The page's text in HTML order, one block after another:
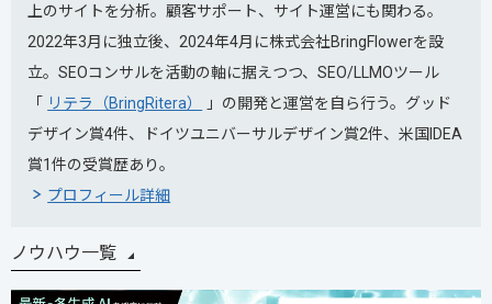
上のサイトを分析。顧客サポート、サイト運営にも関わる。
2022年3月に独立後、2024年4月に株式会社BringFlowerを設
立。SEOコンサルを活動の軸に据えつつ、SEO/LLMOツール
「
リテラ（BringRitera）
」の開発と運営を自ら行う。グッド
デザイン賞4件、ドイツユニバーサルデザイン賞2件、米国IDEA
賞1件の受賞歴あり。
プロフィール詳細
ノウハウ一覧